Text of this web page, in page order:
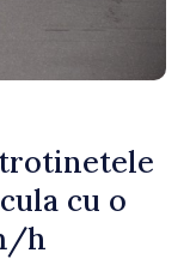
cu o
h